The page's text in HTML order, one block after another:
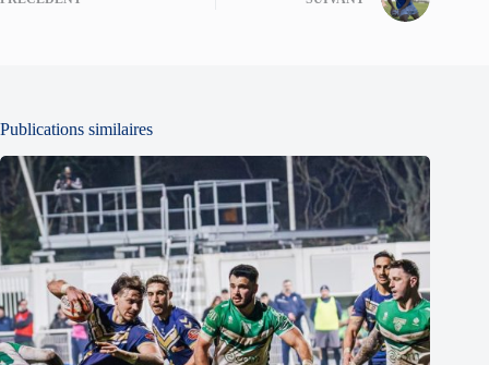
Publications similaires